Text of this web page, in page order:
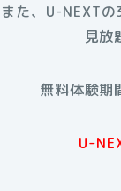
また、U-NEXT
見放
無料体験期
U-